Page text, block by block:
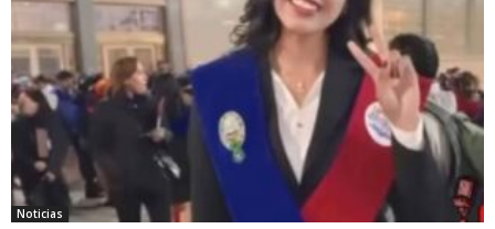
Noticias